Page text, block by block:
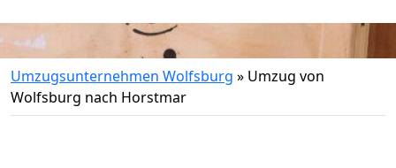
Umzugsunternehmen Wolfsburg » Umzug von
Wolfsburg nach Horstmar